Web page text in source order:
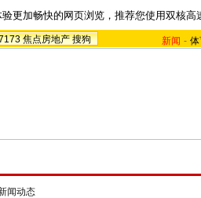
更加畅快的网页浏览，推荐您使用双核高
焦点房地产 搜狗 新闻 -
闻动态